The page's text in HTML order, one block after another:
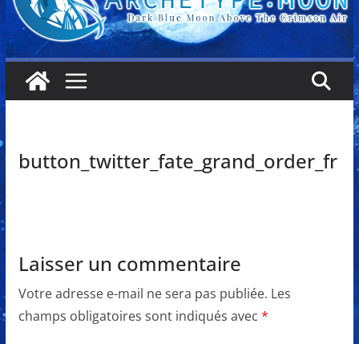
button_twitter_fate_grand_order_fr
Laisser un commentaire
Votre adresse e-mail ne sera pas publiée. Les
champs obligatoires sont indiqués avec *